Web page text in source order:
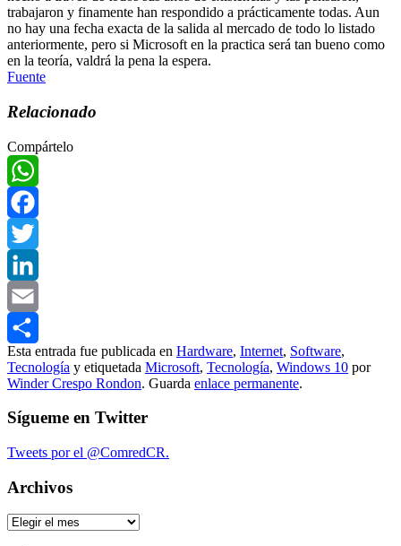
trabajaron y finamente han respondido a prácticamente todas. Aun
no hay una fecha exacta de la salida al mercado de todo lo listado
anteriormente, pero si Microsoft en la practica será tan bueno como
en la teoría, valdrá la pena la espera.
Fuente
Relacionado
Compártelo
WhatsApp
Facebook
Twitter
LinkedIn
Email
Compartir
Esta entrada fue publicada en Hardware, Internet, Software,
Tecnología y etiquetada Microsoft, Tecnología, Windows 10 por
Winder Crespo Rondon. Guarda enlace permanente.
Sígueme en Twitter
Tweets por el @ComredCR.
Archivos
Archivos